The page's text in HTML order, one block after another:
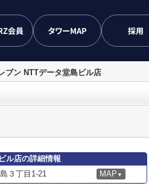
会員 タワーMAP 採用
ブン NTTデータ堂島ビル店
ル店の詳細情報
３丁目1-21 MAP ▼